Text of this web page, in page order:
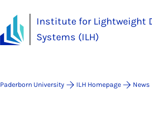
Institute for Lightweight
Systems (ILH)
Paderborn University ILH Homepage News